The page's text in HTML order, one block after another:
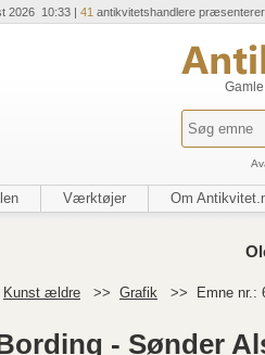
2026 10:33 | 41 antikvitetshandlere
Værktøjer Om
Kunst ældre >> Grafik >> Emne nr.:
- Sønder